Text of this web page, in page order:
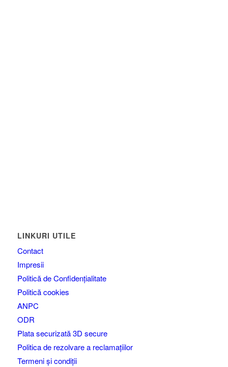
LINKURI UTILE
Contact
Impresii
Politică de Confidențialitate
Politică cookies
ANPC
ODR
Plata securizată 3D secure
Politica de rezolvare a reclamațiilor
Termeni și condiții